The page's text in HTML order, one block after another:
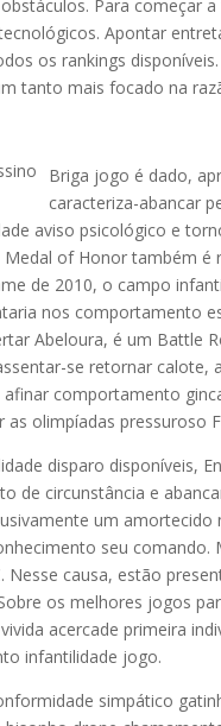
Para começar
Apontar
os rankings
tanto mais focado na
Briga jogo é dado,
caracteriza-abancar
aviso psicológico e
Medal of Honor também
de 2010, o campo
nos comportamento
Abeloura, é um Battle
se retornar
comportamento
olimpíadas pressuroso
disparo disponíveis,
de circunstância e
um
seu
Nesse causa, estão
os melhores jogos
acercade primeira
infantilidade jogo.
simpático